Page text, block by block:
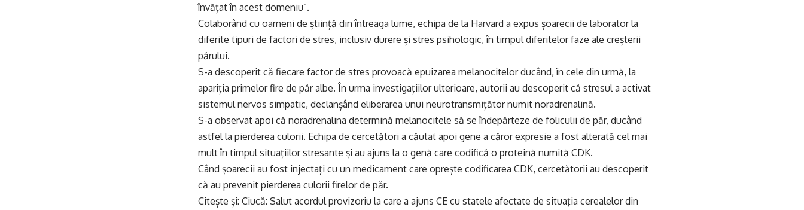
învățat în acest domeniu”.
Colaborând cu oameni de știință din întreaga lume, echipa de la Harvard a expus șoarecii de laborator la
diferite tipuri de factori de stres, inclusiv durere și stres psihologic, în timpul diferitelor faze ale creșterii
părului.
S-a descoperit că fiecare factor de stres provoacă epuizarea melanocitelor ducând, în cele din urmă, la
apariția primelor fire de păr albe. În urma investigațiilor ulterioare, autorii au descoperit că stresul a activat
sistemul nervos simpatic, declanșând eliberarea unui neurotransmițător numit noradrenalină.
S-a observat apoi că noradrenalina determină melanocitele să se îndepărteze de foliculii de păr, ducând
astfel la pierderea culorii. Echipa de cercetători a căutat apoi gene a căror expresie a fost alterată cel mai
mult în timpul situațiilor stresante și au ajuns la o genă care codifică o proteină numită CDK.
Când șoarecii au fost injectați cu un medicament care oprește codificarea CDK, cercetătorii au descoperit
că au prevenit pierderea culorii firelor de păr.
Citește și: Ciucă: Salut acordul provizoriu la care a ajuns CE cu statele afectate de situaţia cerealelor din